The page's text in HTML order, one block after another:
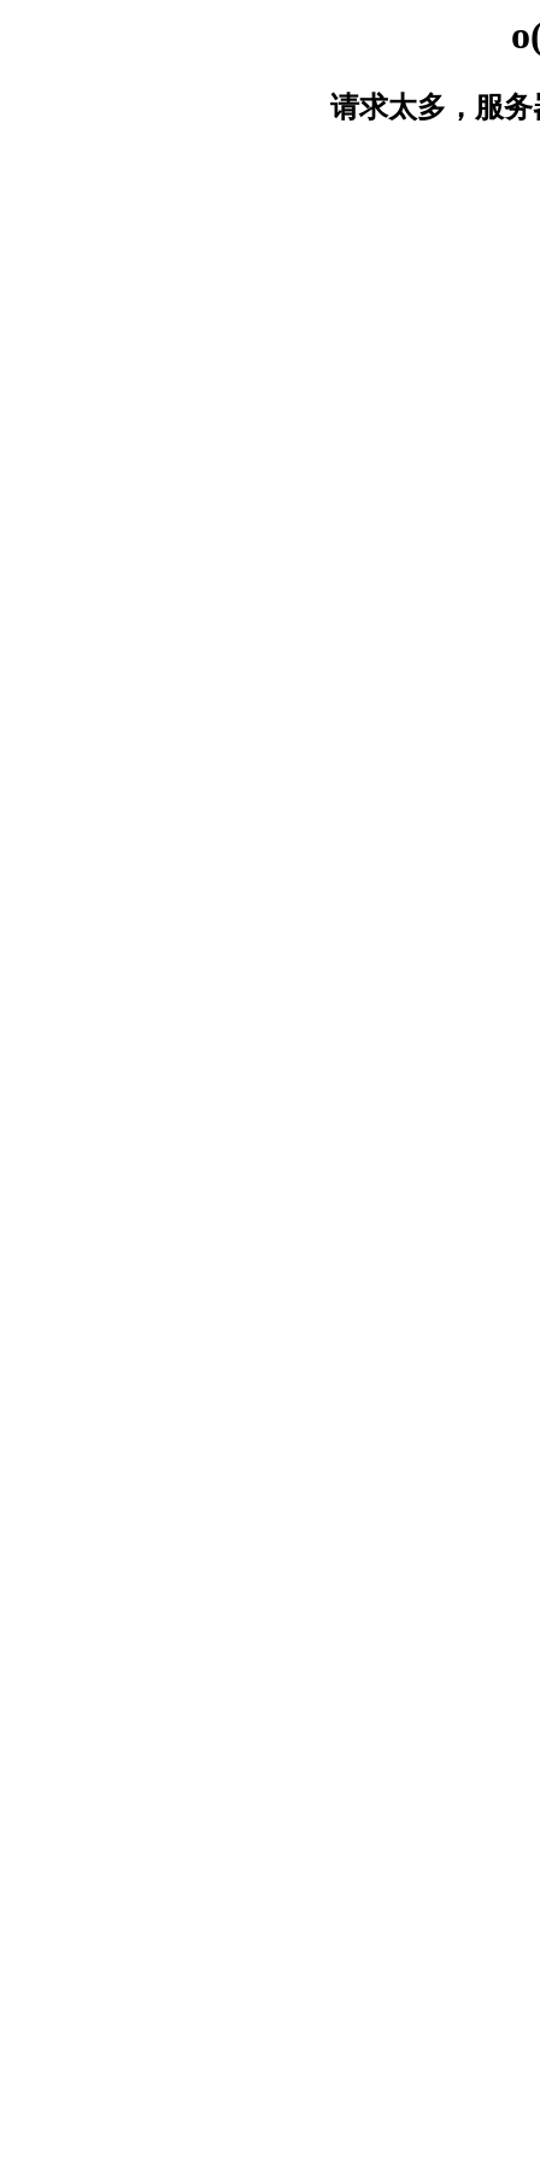
请求太多，服